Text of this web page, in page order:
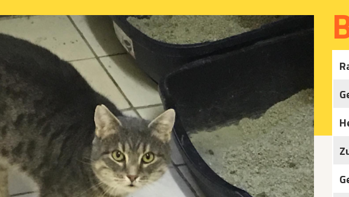
Projekte 2017
Projekte 2018
Projekte 2019
Projekte 2020
Projekte 2021
Projekte 2022
Projekte 2023
Ehrenamt
Gassigehen
Patenschaften
Katzen­futterplätze
Bundesfreiwilligendienst/Praktikum
Testament
Tierpension